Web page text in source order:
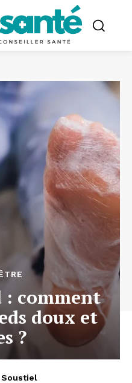
: comment
doux et
?
Soustiel